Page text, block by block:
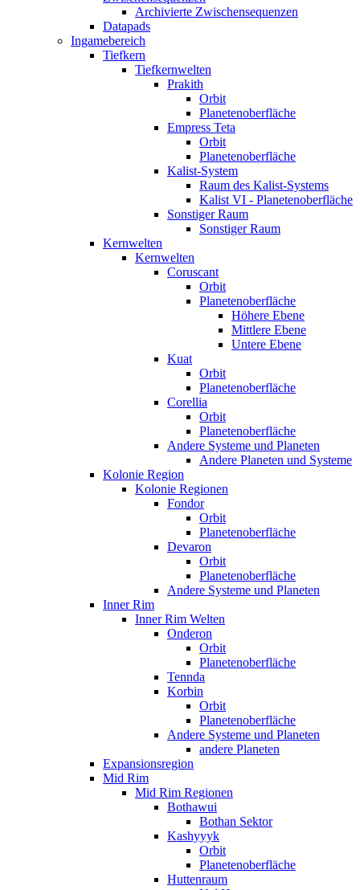
Archivierte Zwischensequenzen
Datapads
Ingamebereich
Tiefkern
Tiefkernwelten
Prakith
Orbit
Planetenoberfläche
Empress Teta
Orbit
Planetenoberfläche
Kalist-System
Raum des Kalist-Systems
Kalist VI - Planetenoberfläche
Sonstiger Raum
Sonstiger Raum
Kernwelten
Kernwelten
Coruscant
Orbit
Planetenoberfläche
Höhere Ebene
Mittlere Ebene
Untere Ebene
Kuat
Orbit
Planetenoberfläche
Corellia
Orbit
Planetenoberfläche
Andere Systeme und Planeten
Andere Planeten und Systeme
Kolonie Region
Kolonie Regionen
Fondor
Orbit
Planetenoberfläche
Devaron
Orbit
Planetenoberfläche
Andere Systeme und Planeten
Inner Rim
Inner Rim Welten
Onderon
Orbit
Planetenoberfläche
Tennda
Korbin
Orbit
Planetenoberfläche
Andere Systeme und Planeten
andere Planeten
Expansionsregion
Mid Rim
Mid Rim Regionen
Bothawui
Bothan Sektor
Kashyyyk
Orbit
Planetenoberfläche
Huttenraum